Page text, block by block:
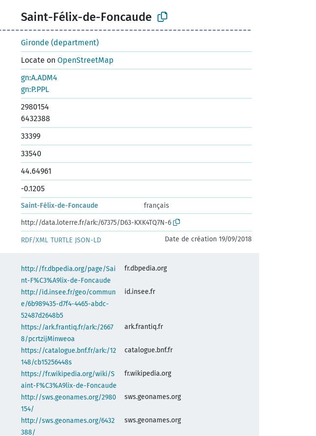
Saint-Félix-de-Foncaude
Gironde (department)
Locate on OpenStreetMap
gn:A.ADM4
gn:P.PPL
2980154
6432388
33399
33540
44.64961
-0.1205
Saint-Félix-de-Foncaude
français
http://data.loterre.fr/ark:/67375/D63-KXK4TQ7N-6
RDF/XML TURTLE JSON-LD Date de création 19/09/2018
http://fr.dbpedia.org/page/Sai
nt-F%C3%A9lix-de-Foncaude
fr.dbpedia.org
http://id.insee.fr/geo/commun
e/6b989435-d7f4-4465-abdc-
52487d2648b5
id.insee.fr
https://ark.frantiq.fr/ark:/2667
8/pcrtzijMinweoa
ark.frantiq.fr
https://catalogue.bnf.fr/ark:/12
148/cb15256448s
catalogue.bnf.fr
https://fr.wikipedia.org/wiki/S
aint-F%C3%A9lix-de-Foncaude
fr.wikipedia.org
http://sws.geonames.org/2980
154/
sws.geonames.org
http://sws.geonames.org/6432
388/
sws.geonames.org